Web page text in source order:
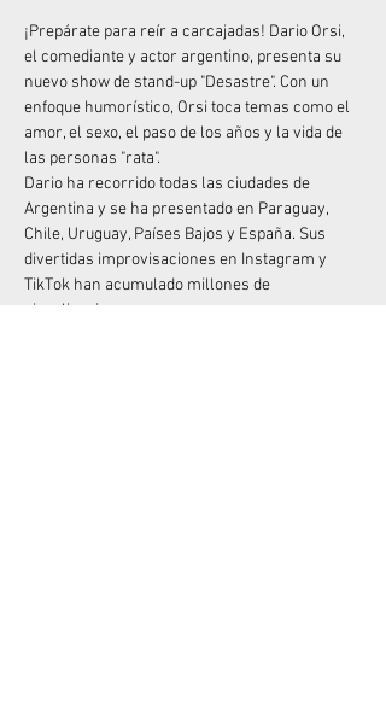
¡Prepárate para reír a carcajadas! Dario Orsi,
el comediante y actor argentino, presenta su
nuevo show de stand-up "Desastre". Con un
enfoque humorístico, Orsi toca temas como el
amor, el sexo, el paso de los años y la vida de
las personas "rata".
Dario ha recorrido todas las ciudades de
Argentina y se ha presentado en Paraguay,
Chile, Uruguay, Países Bajos y España. Sus
divertidas improvisaciones en Instagram y
TikTok han acumulado millones de
visualizaciones.